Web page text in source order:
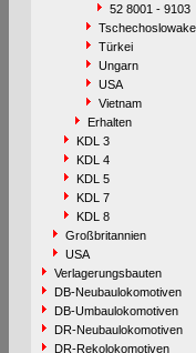
52 8001 - 9103
Türkei
Ungarn
USA
Vietnam
Erhalten
KDL 3
KDL 4
KDL 5
KDL 7
KDL 8
Großbritannien
USA
Verlagerungsbauten
DB-Neubaulokomotiven
DB-Umbaulokomotiven
DR-Neubaulokomotiven
DR-Rekolokomotiven